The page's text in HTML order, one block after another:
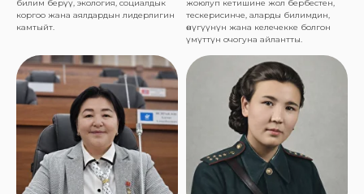
билим берүү, экология, социалдык
коргоо жана аялдардын лидерлигин
камтыйт.
жоюлуп кетишине жол бербестен,
тескерисинче, аларды билимдин,
өнүгүүнүн жана келечекке болгон
үмүттүн очогуна айлантты.